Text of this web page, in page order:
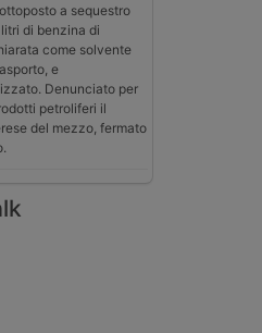
a sequestro
di benzina di
come solvente
e
Denunciato per
petroliferi il
del mezzo, fermato